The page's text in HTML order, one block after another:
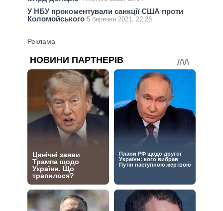
У НБУ прокоментували санкції США проти
Коломойського 5 березня 2021, 22:28